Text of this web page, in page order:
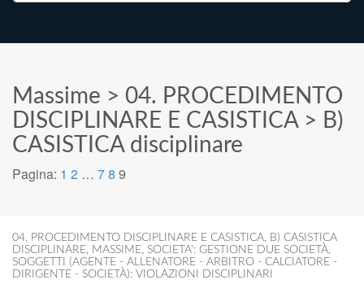
Massime > 04. PROCEDIMENTO
DISCIPLINARE E CASISTICA> B)
CASISTICA disciplinare
Pagina: 1 2 … 78 9
04. PROCEDIMENTO DISCIPLINARE E CASISTICA, B) CASISTICA
DISCIPLINARE, MASSIME, SOCIETA': GESTIONE DUE SOCIETÀ,
SOGGETTI (AGENTE - ALLENATORE - ARBITRO - CALCIATORE -
DIRIGENTE - SOCIETÀ): VIOLAZIONI DISCIPLINARI